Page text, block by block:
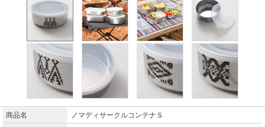
商品名
ノマディサークルコンテナＳ